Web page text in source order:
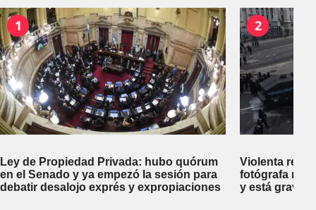
1
Ley de Propiedad Privada: hubo quórum
en el Senado y ya empezó la sesión para
debatir desalojo exprés y expropiaciones
2
Violenta
fotógrafa
y está